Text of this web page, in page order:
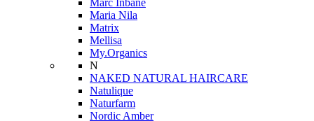
Marc Inbane
Maria Nila
Matrix
Mellisa
My.Organics
N
NAKED NATURAL HAIRCARE
Natulique
Naturfarm
Nordic Amber